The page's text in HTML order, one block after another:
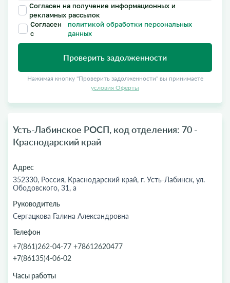
Согласен на получение информационных и
рекламных рассылок
Согласен
с
политикой обработки персональных
данных
Проверить задолженности
Нажимая кнопку "Проверить задолженности" вы принимаете
условия Оферты
Усть-Лабинское РОСП, код отделения: 70 -
Краснодарский край
Адрес
352330, Россия, Краснодарский край, г. Усть-Лабинск, ул.
Ободовского, 31, а
Руководитель
Сергацкова Галина Александровна
Телефон
+7(861)262-04-77 +78612620477
+7(86135)4-06-02
Часы работы